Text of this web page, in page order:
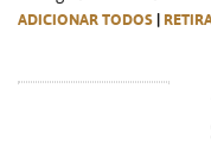
ADICIONAR TODOS